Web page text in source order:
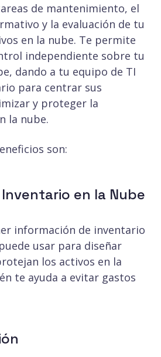
de mantenimiento, el
y la evaluación de tu
en la nube. Te permite
independiente sobre tu
dando a tu equipo de TI
para centrar sus
y proteger la
la nube.
son:
en la Nube
información de inventario
usar para diseñar
los activos en la
te ayuda a evitar gastos